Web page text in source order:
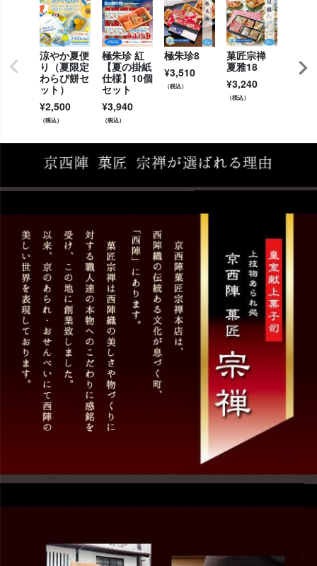
涼やか夏便
り（夏限定
わらび餅セ
ット）
¥2,500
（税込）
極朱珍 紅
【夏の掛紙
仕様】10個
セット
¥3,940
（税込）
極朱珍8
¥3,510
（税込）
菓匠宗禅
夏雅18
¥3,240
（税込）
味入
めし